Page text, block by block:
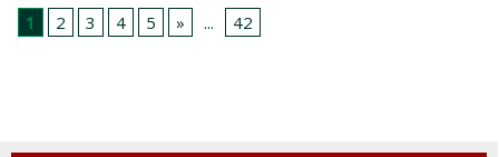
1
2 3 4 5 » ... 42